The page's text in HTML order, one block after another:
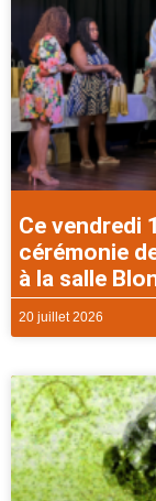
Ce vendredi
cérémonie
à la salle
20 juillet 2026